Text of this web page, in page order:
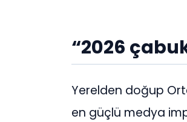
“2026
Yerelden doğup
en güçlü medya